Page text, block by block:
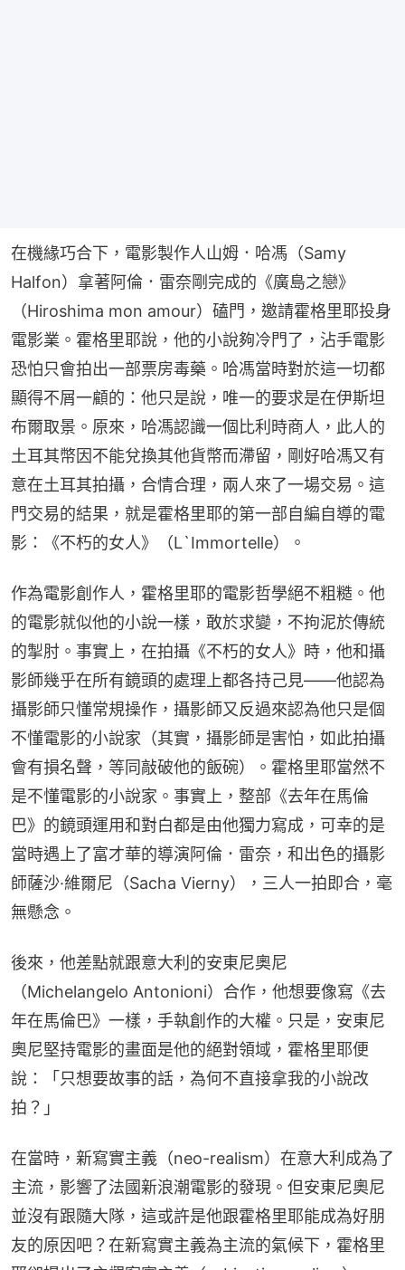
在機緣巧合下，電影製作人山姆．哈馮（Samy
Halfon）拿著阿倫．雷奈剛完成的《廣島之戀》
（Hiroshima mon amour）磕門，邀請霍格里耶投身
電影業。霍格里耶說，他的小說夠冷門了，沾手電影
恐怕只會拍出一部票房毒藥。哈馮當時對於這一切都
顯得不屑一顧的：他只是說，唯一的要求是在伊斯坦
布爾取景。原來，哈馮認識一個比利時商人，此人的
土耳其幣因不能兌換其他貨幣而滯留，剛好哈馮又有
意在土耳其拍攝，合情合理，兩人來了一場交易。這
門交易的結果，就是霍格里耶的第一部自編自導的電
影：《不朽的女人》（L`Immortelle）。
作為電影創作人，霍格里耶的電影哲學絕不粗糙。他
的電影就似他的小說一樣，敢於求變，不拘泥於傳統
的掣肘。事實上，在拍攝《不朽的女人》時，他和攝
影師幾乎在所有鏡頭的處理上都各持己見——他認為
攝影師只懂常規操作，攝影師又反過來認為他只是個
不懂電影的小說家（其實，攝影師是害怕，如此拍攝
會有損名聲，等同敲破他的飯碗）。霍格里耶當然不
是不懂電影的小說家。事實上，整部《去年在馬倫
巴》的鏡頭運用和對白都是由他獨力寫成，可幸的是
當時遇上了富才華的導演阿倫．雷奈，和出色的攝影
師薩沙·維爾尼（Sacha Vierny），三人一拍即合，毫
無懸念。
後來，他差點就跟意大利的安東尼奧尼
（Michelangelo Antonioni）合作，他想要像寫《去
年在馬倫巴》一樣，手執創作的大權。只是，安東尼
奧尼堅持電影的畫面是他的絕對領域，霍格里耶便
說：「只想要故事的話，為何不直接拿我的小說改
拍？」
在當時，新寫實主義（neo-realism）在意大利成為了
主流，影響了法國新浪潮電影的發現。但安東尼奧尼
並沒有跟隨大隊，這或許是他跟霍格里耶能成為好朋
友的原因吧？在新寫實主義為主流的氣候下，霍格里